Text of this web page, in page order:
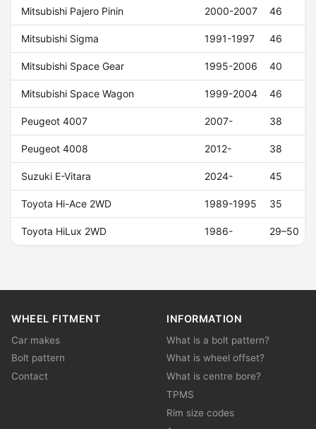
Mitsubishi Pajero Pinin 2000-2007 46
Mitsubishi Sigma 1991-1997 46
Mitsubishi Space Gear 1995-2006 40
Mitsubishi Space Wagon 1999-2004 46
Peugeot 4007 2007- 38
Peugeot 4008 2012- 38
Suzuki E-Vitara 2024- 45
Toyota Hi-Ace 2WD 1989-1995 35
Toyota HiLux 2WD 1986- 29–50
WHEEL FITMENT
Car makes
Bolt pattern
Contact
INFORMATION
What is a bolt pattern?
What is wheel offset?
What is centre bore?
TPMS
Rim size codes